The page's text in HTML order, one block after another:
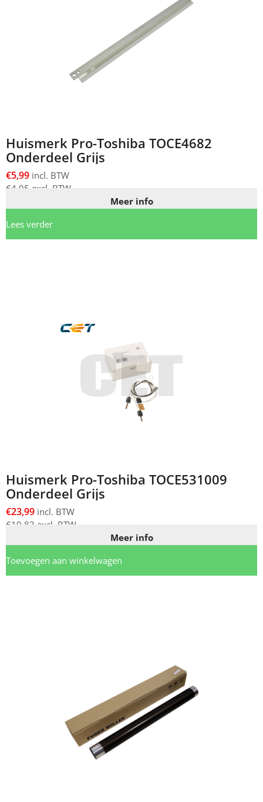
Huismerk Pro-Toshiba TOCE4682
Onderdeel Grijs
€5,99 incl. BTW
€4,95 excl. BTW
Meer info
Lees verder
Huismerk Pro-Toshiba TOCE531009
Onderdeel Grijs
€23,99 incl. BTW
€19,83 excl. BTW
Meer info
Toevoegen aan winkelwagen